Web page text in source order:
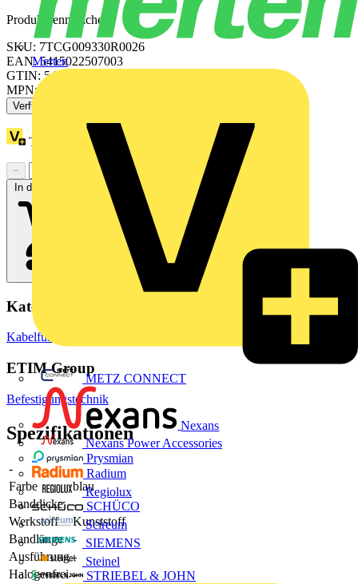
Merten
METZ CONNECT
Nexans
Nexans Power Accessories
Prysmian
Radium
Regiolux
SCHÜCO
Scireum
SIEMENS
Steinel
STRIEBEL & JOHN
Produktkennzeichen
SKU: 7TCG009330R0026
EAN: 5415022507003
GTIN: 5415022507003
MPN: TY525MR-NDT
Verfügbar: 3 Händler
Treuepunkte:
−
In den Warenkorb
Kategorien
Kabelführungssysteme
ETIM Group
Befestigungstechnik
Spezifikationen
-
-
Farbe
blau
Banddicke
-
Werkstoff
Kunststoff
Bandlänge
-
Ausführung -
Halogenfrei -